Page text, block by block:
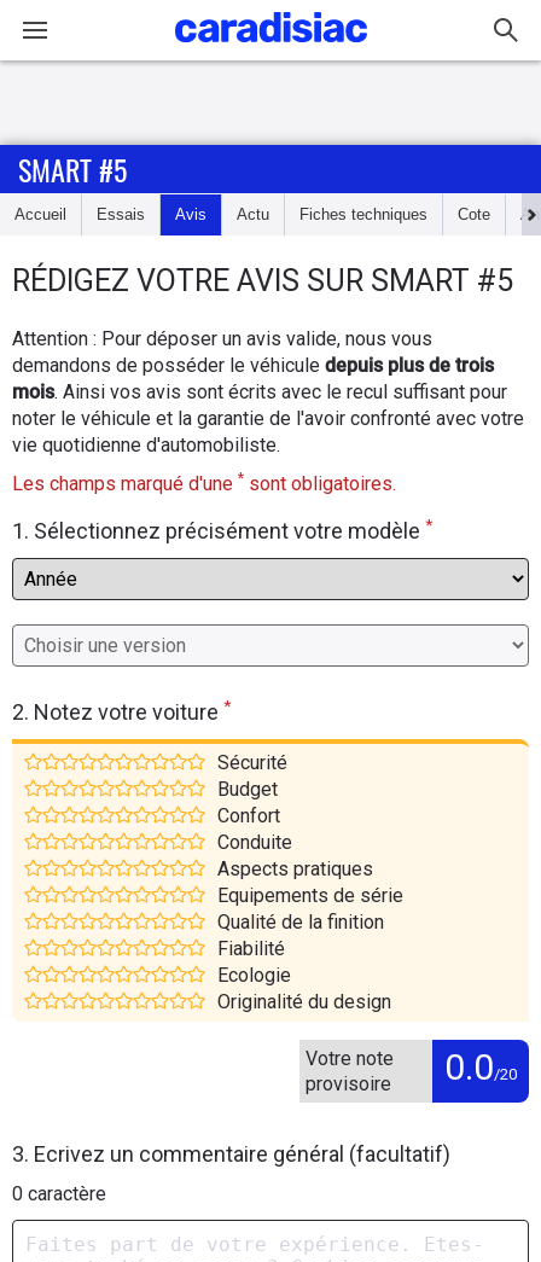
Accueil
Essais
Guide
d'achat
Electriques
Flottes
Auto
Services
Forum
Moto
Marques
SMART #5
Accueil Essais Avis Actu Fiches techniques Cote
RÉDIGEZ VOTRE AVIS SUR SMART #5
Attention : Pour déposer un avis valide, nous vous
demandons de posséder le véhicule depuis plus de trois
mois. Ainsi vos avis sont écrits avec le recul suffisant pour
noter le véhicule et la garantie de l'avoir confronté avec votre
vie quotidienne d'automobiliste.
Les champs marqué d'une * sont obligatoires.
1. Sélectionnez précisément votre modèle *
2. Notez votre voiture *
Sécurité
Budget
Confort
Conduite
Aspects pratiques
Equipements de série
Qualité de la finition
Fiabilité
Ecologie
Originalité du design
Votre note
provisoire
0.0/20
3. Ecrivez un commentaire général (facultatif)
0 caractère